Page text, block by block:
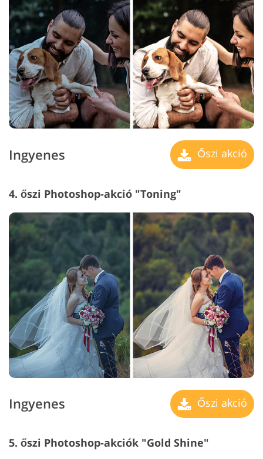
Ingyenes Őszi akció
4. őszi Photoshop-akció "Toning"
Ingyenes Őszi akció
5. őszi Photoshop-akciók "Gold Shine"